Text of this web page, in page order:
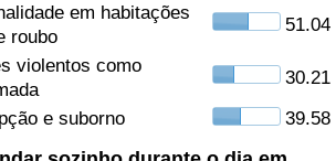
em habitações
roubo
51.04
violentos como
30.21
e suborno
39.58
por País